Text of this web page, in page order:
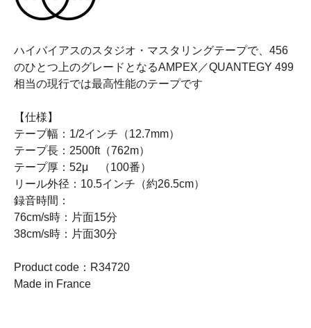
ハイバイアスのスタジオ・マスタリングテープで、456
のひとつ上のグレードとなるAMPEX／QUANTEGY 499
相当の現行では最高性能のテープです
【仕様】
テープ幅：1/2インチ（12.7mm）
テープ長：2500ft（762m）
テープ厚：52μ （100番）
リール外径：10.5インチ（約26.5cm）
録音時間：
76cm/s時：片面15分
38cm/s時：片面30分
Product code：R34720
Made in France